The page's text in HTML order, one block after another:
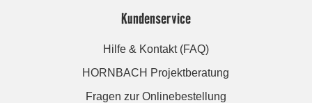
Kundenservice
Hilfe & Kontakt (FAQ)
HORNBACH Projektberatung
Fragen zur Onlinebestellung